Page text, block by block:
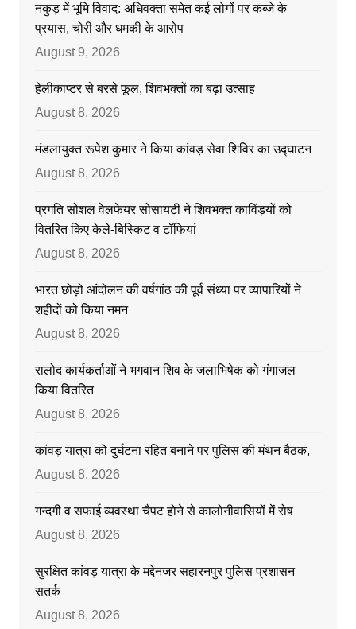
नकुड़ में भूमि विवाद: अधिवक्ता समेत कई लोगों पर कब्जे के
प्रयास, चोरी और धमकी के आरोप
August 9, 2026
हेलीकाप्टर से बरसे फूल, शिवभक्तों का बढ़ा उत्साह
August 8, 2026
मंडलायुक्त रूपेश कुमार ने किया कांवड़ सेवा शिविर का उद्घाटन
August 8, 2026
प्रगति सोशल वेलफेयर सोसायटी ने शिवभक्त काविंड़यों को
वितरित किए केले-बिस्किट व टॉफियां
August 8, 2026
भारत छोड़ो आंदोलन की वर्षगांठ की पूर्व संध्या पर व्यापारियों ने
शहीदों को किया नमन
August 8, 2026
रालोद कार्यकर्ताओं ने भगवान शिव के जलाभिषेक को गंगाजल
किया वितरित
August 8, 2026
कांवड़ यात्रा को दुर्घटना रहित बनाने पर पुलिस की मंथन बैठक,
August 8, 2026
गन्दगी व सफाई व्यवस्था चैपट होने से कालोनीवासियों में रोष
August 8, 2026
सुरक्षित कांवड़ यात्रा के मद्देनजर सहारनपुर पुलिस प्रशासन
सतर्क
August 8, 2026